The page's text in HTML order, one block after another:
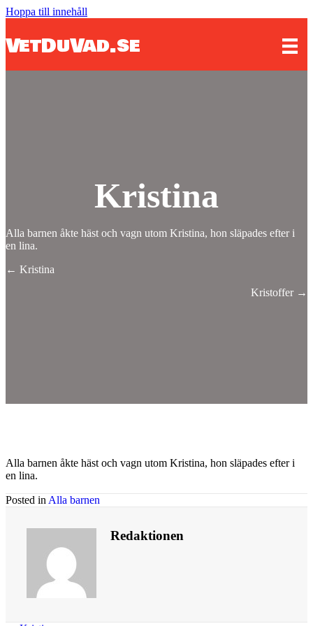
Hoppa till innehåll
VetDuVad.se
Kristina
Alla barnen åkte häst och vagn utom Kristina, hon släpades efter i
en lina.
Posts
← Kristina
Kristoffer →
Alla barnen åkte häst och vagn utom Kristina, hon släpades efter i
en lina.
Posted in Alla barnen
Redaktionen